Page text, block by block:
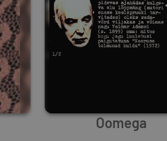
Oomega